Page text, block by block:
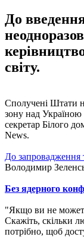
До
світу.
Сполучені Штати
зону над Україною
секретар Білого
News.
До запровадження
Володимир
Без ядерного
"Якщо ви не
Скажіть, скільки
потрібно, щоб